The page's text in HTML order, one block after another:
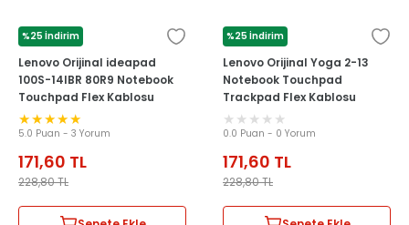
%25 İndirim
LENOVO
Lenovo Orijinal ideapad
100S-14IBR 80R9 Notebook
Touchpad Flex Kablosu
5.0 Puan - 3 Yorum
171,60 TL
228,80TL
%25 İndirim
LENOVO
Lenovo Orijinal Yoga 2-13
Notebook Touchpad
Trackpad Flex Kablosu
0.0 Puan - 0 Yorum
171,60 TL
228,80TL